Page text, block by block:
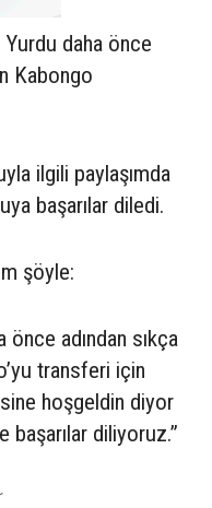
daha önce
Kabongo
ilgili paylaşımda
başarılar diledi.
şöyle:
adından sıkça
transferi için
hoşgeldin diyor
başarılar diliyoruz.”